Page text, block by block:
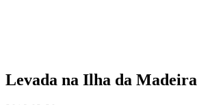
Levada na Ilha da Madeira